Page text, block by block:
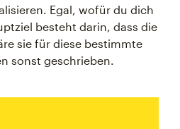
Egal, wofür du dich
besteht darin, dass die
sie für diese bestimmte
sonst geschrieben.